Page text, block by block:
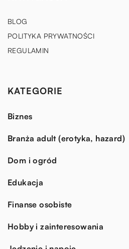
BLOG
POLITYKA PRYWATNOŚCI
REGULAMIN
KATEGORIE
Biznes
Branża adult (erotyka, hazard)
Dom i ogród
Edukacja
Finanse osobiste
Hobby i zainteresowania